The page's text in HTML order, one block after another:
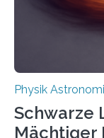
Energie in
ausgedrückt,
Physik
Schwarze
Mächtiger